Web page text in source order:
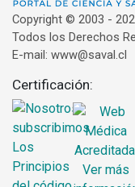
Copyright © 2003 -
Todos los Derechos
E-mail: www@saval.cl
Certificación: